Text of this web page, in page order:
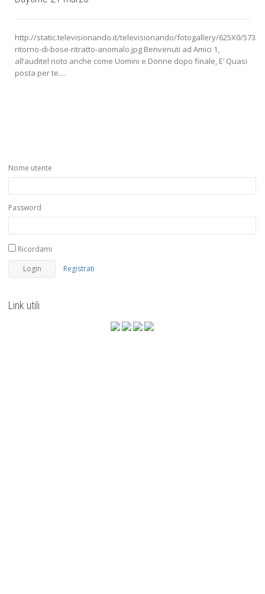
http://static.televisionando.it/televisionando/fotogallery/625X0/573/il-
ritorno-di-bose-ritratto-anomalo.jpg Benvenuti ad Amici 1,
all’auditel noto anche come Uomini e Donne dopo finale, E’ Quasi
posta per te....
Nome utente
Password
Ricordami
Registrati
Link utili